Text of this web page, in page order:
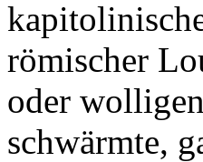
römischer
oder
schwärmte,